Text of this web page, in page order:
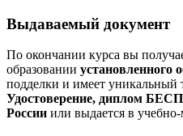
Выдаваемый документ
По окончании курса вы
образовании установленного
подделки и имеет уникальный
Удостоверение, диплом
России или выдается в